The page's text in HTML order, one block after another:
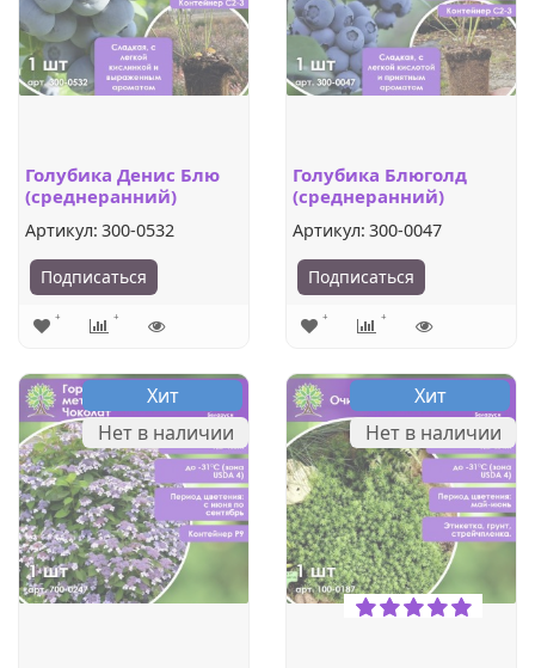
Голубика Денис Блю
(среднеранний)
Артикул: 300-0532
Подписаться
Голубика Блюголд
(среднеранний)
Артикул: 300-0047
Подписаться
Хит
Нет в наличии
Хит
Нет в наличии